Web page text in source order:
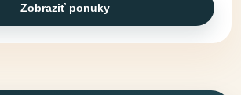
Zobraziť ponuky